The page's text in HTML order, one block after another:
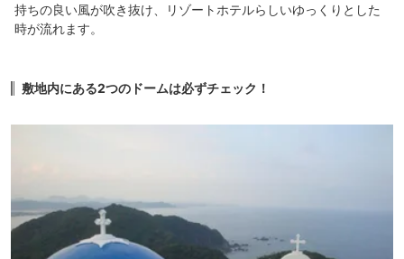
持ちの良い風が吹き抜け、リゾートホテルらしいゆっくりとした
時が流れます。
敷地内にある2つのドームは必ずチェック！